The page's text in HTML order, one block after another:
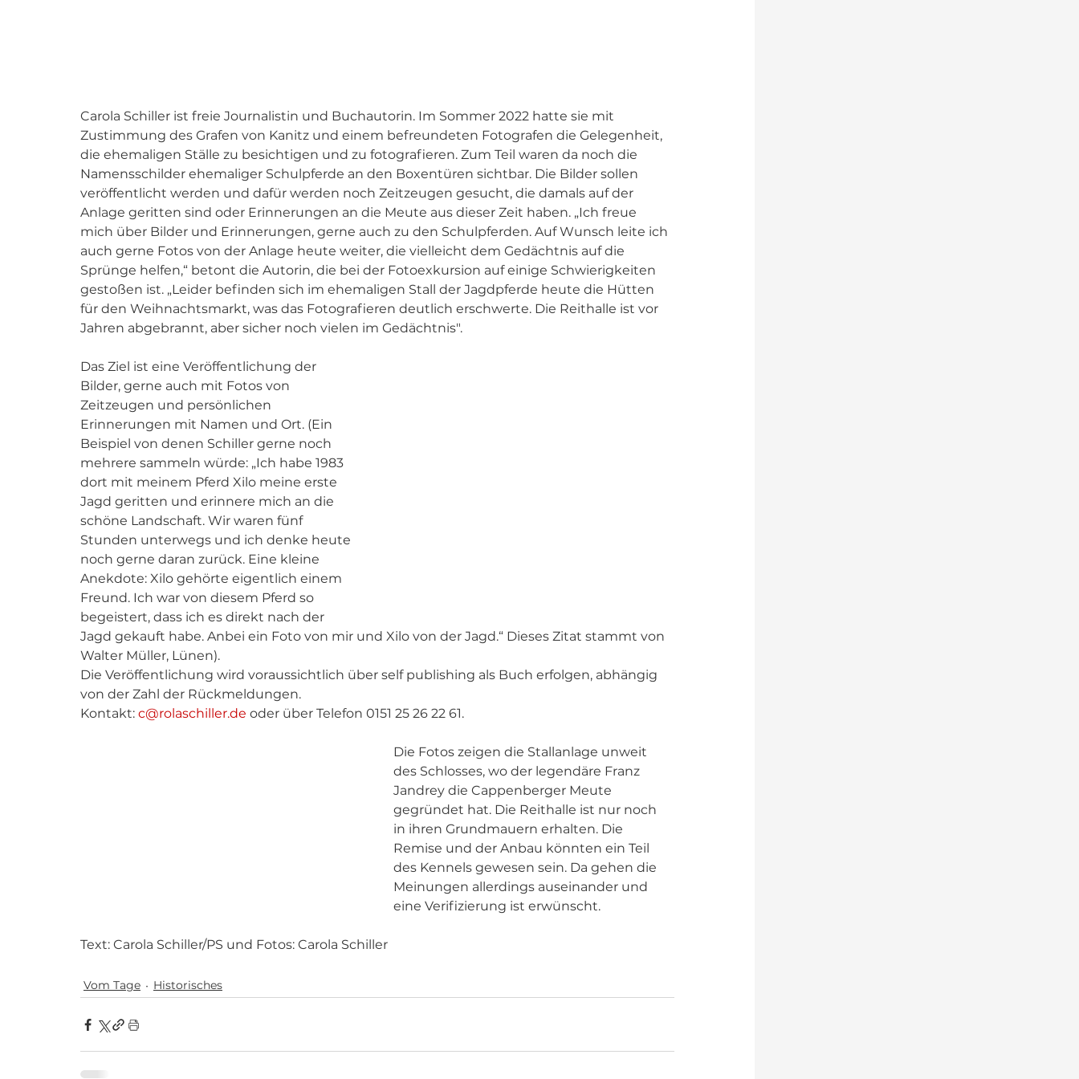
Carola Schiller ist freie Journalistin und Buchautorin. Im Sommer 2022 hatte sie mit
Zustimmung des Grafen von Kanitz und einem befreundeten Fotografen die Gelegenheit,
die ehemaligen Ställe zu besichtigen und zu fotografieren. Zum Teil waren da noch die
Namensschilder ehemaliger Schulpferde an den Boxentüren sichtbar. Die Bilder sollen
veröffentlicht werden und dafür werden noch Zeitzeugen gesucht, die damals auf der
Anlage geritten sind oder Erinnerungen an die Meute aus dieser Zeit haben. „Ich freue
mich über Bilder und Erinnerungen, gerne auch zu den Schulpferden. Auf Wunsch leite ich
auch gerne Fotos von der Anlage heute weiter, die vielleicht dem Gedächtnis auf die
Sprünge helfen,“ betont die Autorin, die bei der Fotoexkursion auf einige Schwierigkeiten
gestoßen ist. „Leider befinden sich im ehemaligen Stall der Jagdpferde heute die Hütten
für den Weihnachtsmarkt, was das Fotografieren deutlich erschwerte. Die Reithalle ist vor
Jahren abgebrannt, aber sicher noch vielen im Gedächtnis".
Das Ziel ist eine Veröffentlichung der
Bilder, gerne auch mit Fotos von
Zeitzeugen und persönlichen
Erinnerungen mit Namen und Ort. (Ein
Beispiel von denen Schiller gerne noch
mehrere sammeln würde: „Ich habe 1983
dort mit meinem Pferd Xilo meine erste
Jagd geritten und erinnere mich an die
schöne Landschaft. Wir waren fünf
Stunden unterwegs und ich denke heute
noch gerne daran zurück. Eine kleine
Anekdote: Xilo gehörte eigentlich einem
Freund. Ich war von diesem Pferd so
begeistert, dass ich es direkt nach der
Jagd gekauft habe. Anbei ein Foto von mir und Xilo von der Jagd.“ Dieses Zitat stammt von
Walter Müller, Lünen).
Die Veröffentlichung wird voraussichtlich über self publishing als Buch erfolgen, abhängig
von der Zahl der Rückmeldungen.
Kontakt: c@rolaschiller.de oder über Telefon 0151 25 26 22 61.
Die Fotos zeigen die Stallanlage unweit
des Schlosses, wo der legendäre Franz
Jandrey die Cappenberger Meute
gegründet hat. Die Reithalle ist nur noch
in ihren Grundmauern erhalten. Die
Remise und der Anbau könnten ein Teil
des Kennels gewesen sein. Da gehen die
Meinungen allerdings auseinander und
eine Verifizierung ist erwünscht.
Text: Carola Schiller/PS und Fotos: Carola Schiller
Vom Tage Historisches